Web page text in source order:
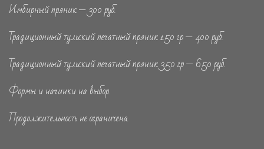
Имбирный пряник — 300 руб.
Традиционный тульский печатный пряник 150 гр — 400 руб.
Традиционный тульский печатный пряник 350 гр — 650 руб.
Формы и начинки на выбор.
Продолжительность не ограничена.